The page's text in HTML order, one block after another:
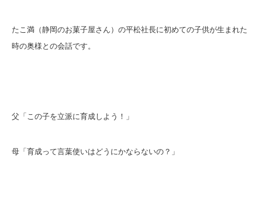
たこ満（静岡のお菓子屋さん）の平松社長に初めての子供が生まれた
時の奥様との会話です。
父「この子を立派に育成しよう！」
母「育成って言葉使いはどうにかならないの？」